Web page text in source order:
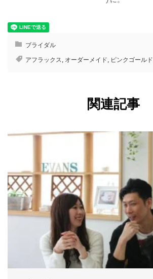
ブライダル
アフラックス, オーダーメイド, ピンクゴールド
関連記事